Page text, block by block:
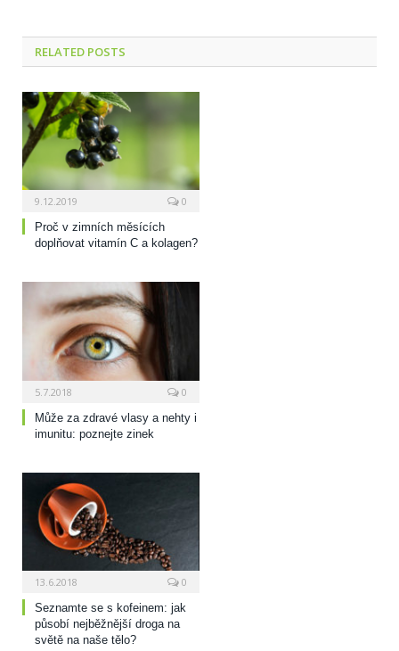
RELATED POSTS
9.12.2019
0
Proč v zimních měsících
doplňovat vitamín C a kolagen?
5.7.2018
0
Může za zdravé vlasy a nehty i
imunitu: poznejte zinek
13.6.2018
0
Seznamte se s kofeinem: jak
působí nejběžnější droga na
světě na naše tělo?